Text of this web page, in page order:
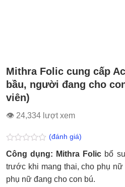
Mithra Folic cung cấp
bầu, người đang cho
viên)
👁 24,334 lượt xem
Được
xếp
hạng
0.0
5
(đánh giá)
Công dụng: Mithra Folic bổ
trước khi mang thai, cho phụ
phụ nữ đang cho con bú.